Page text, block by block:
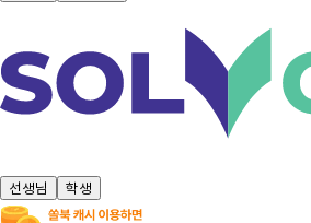
선생님 학생